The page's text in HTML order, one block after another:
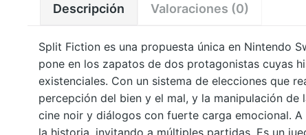
Descripción Valoraciones (0)
Split Fiction es una propuesta única en Nintendo
pone en los zapatos de dos protagonistas cuyas
existenciales. Con un sistema de elecciones que
percepción del bien y el mal, y la manipulación
cine noir y diálogos con fuerte carga emocional.